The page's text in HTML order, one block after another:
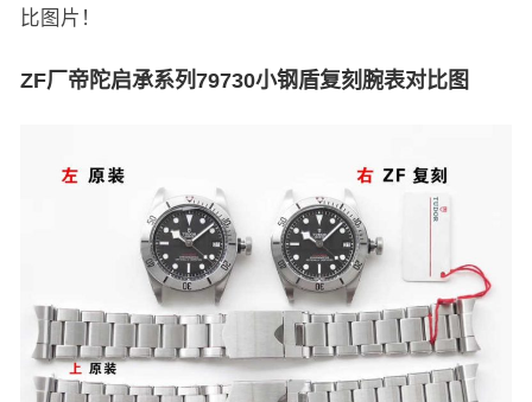
比图片！
ZF厂帝陀启承系列79730小钢盾复刻腕表对比图